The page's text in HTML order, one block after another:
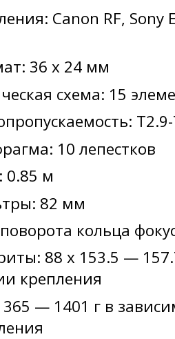
Canon RF, Sony
36 x 24 мм
схема: 15
10 лепестков
м
82 мм
кольца
88 x 153.5 —
крепления
— 1401 г в